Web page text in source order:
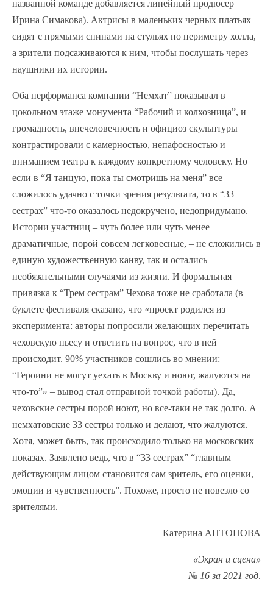
названной команде добавляется линейный продюсер
Ирина Симакова). Актрисы в маленьких черных платьях
сидят с прямыми спинами на стульях по периметру холла,
а зрители подсаживаются к ним, чтобы послушать через
наушники их истории.
Оба перформанса компании “Немхат” показывал в
цокольном этаже монумента “Рабочий и колхозница”, и
громадность, внечеловечность и официоз скульптуры
контрастировали с камерностью, непафосностью и
вниманием театра к каждому конкретному человеку. Но
если в “Я танцую, пока ты смотришь на меня” все
сложилось удачно с точки зрения результата, то в “33
сестрах” что-то оказалось недокручено, недопридумано.
Истории участниц – чуть более или чуть менее
драматичные, порой совсем легковесные, – не сложились в
единую художественную канву, так и остались
необязательными случаями из жизни. И формальная
привязка к “Трем сестрам” Чехова тоже не сработала (в
буклете фестиваля сказано, что «проект родился из
эксперимента: авторы попросили желающих перечитать
чеховскую пьесу и ответить на вопрос, что в ней
происходит. 90% участников сошлись во мнении:
“Героини не могут уехать в Москву и ноют, жалуются на
что-то”» – вывод стал отправной точкой работы). Да,
чеховские сестры порой ноют, но все-таки не так долго. А
немхатовские 33 сестры только и делают, что жалуются.
Хотя, может быть, так происходило только на московских
показах. Заявлено ведь, что в “33 сестрах” “главным
действующим лицом становится сам зритель, его оценки,
эмоции и чувственность”. Похоже, просто не повезло со
зрителями.
Катерина АНТОНОВА
«Экран и сцена»
№ 16 за 2021 год.